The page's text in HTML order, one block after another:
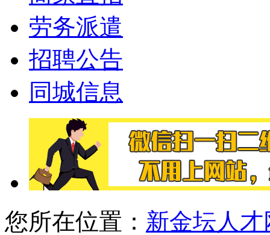
劳务派遣
招聘公告
同城信息
您所在位置： 新金坛人才